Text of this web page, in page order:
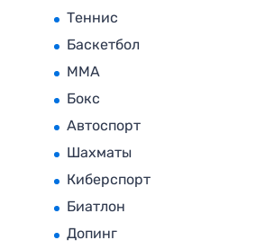
Теннис
Баскетбол
MMA
Бокс
Автоспорт
Шахматы
Киберспорт
Биатлон
Допинг